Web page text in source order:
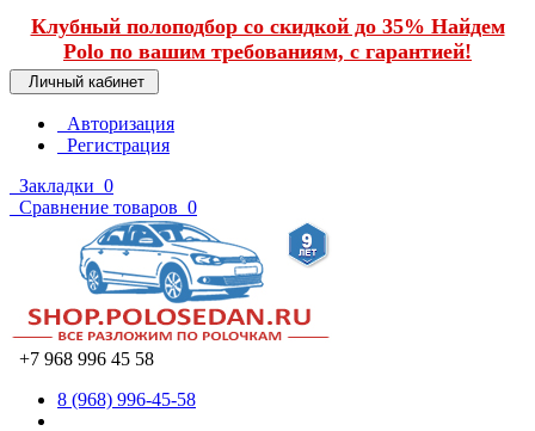
Клубный полоподбор со скидкой до 35% Найдем
Polo по вашим требованиям, с гарантией!
Личный кабинет
Авторизация
Регистрация
Закладки 0
Сравнение товаров 0
+7 968 996 45 58
8 (968) 996-45-58